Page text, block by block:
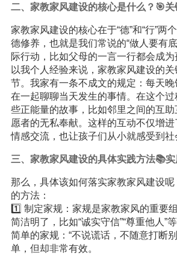
二、家教家风建设的核心是什么？🎯关
家教家风建设的核心在于“德”和“行”两
德修养，也就是我们常说的“做人要有
际行动，比如父母的一言一行都会成为
以我个人经验来说，家教家风建设的
节。我家有一条不成文的规定：每天
在一起聊聊当天发生的事情。在这个
些正能量的故事，比如邻里之间的互
愿者的无私奉献。这样的互动不仅增
情感交流，也让孩子们从小就感受到社
三、家教家风建设的具体实践方法📚
那么，具体该如何落实家教家风建设呢
的方法：
1️⃣ 制定家规：家规是家教家风的重要
简洁明了，比如“诚实守信”“尊重他人”
简单的家规：“不说谎话，不随意打断
单，但却非常有效。